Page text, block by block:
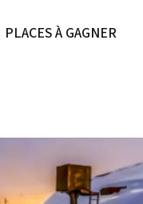
PLACES À GAGNER